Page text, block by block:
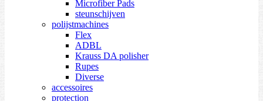
Microfiber Pads
steunschijven
polijstmachines
Flex
ADBL
Krauss DA polisher
Rupes
Diverse
accessoires
protection